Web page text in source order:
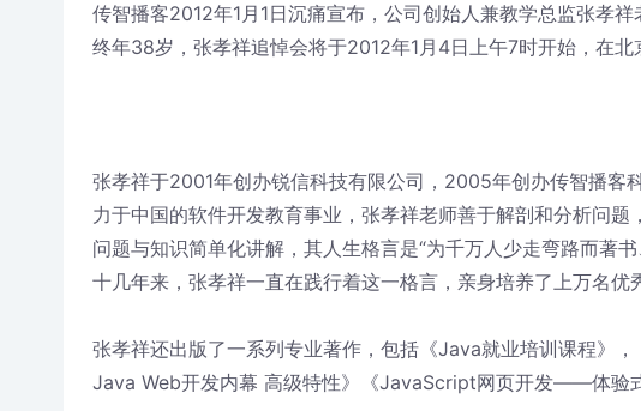
传智播客2012年1月1日沉痛宣布，公司创始人兼教学总监张孝
终年38岁，张孝祥追悼会将于2012年1月4日上午7时开始，在北
张孝祥于2001年创办锐信科技有限公司，2005年创办传智播客
力于中国的软件开发教育事业，张孝祥老师善于解剖和分析问
问题与知识简单化讲解，其人生格言是“为千万人少走弯路而著
十几年来，张孝祥一直在践行着这一格言，亲身培养了上万名优
张孝祥还出版了一系列专业著作，包括《Java就业培训课程》
Java Web开发内幕 高级特性》《JavaScript网页开发――体验